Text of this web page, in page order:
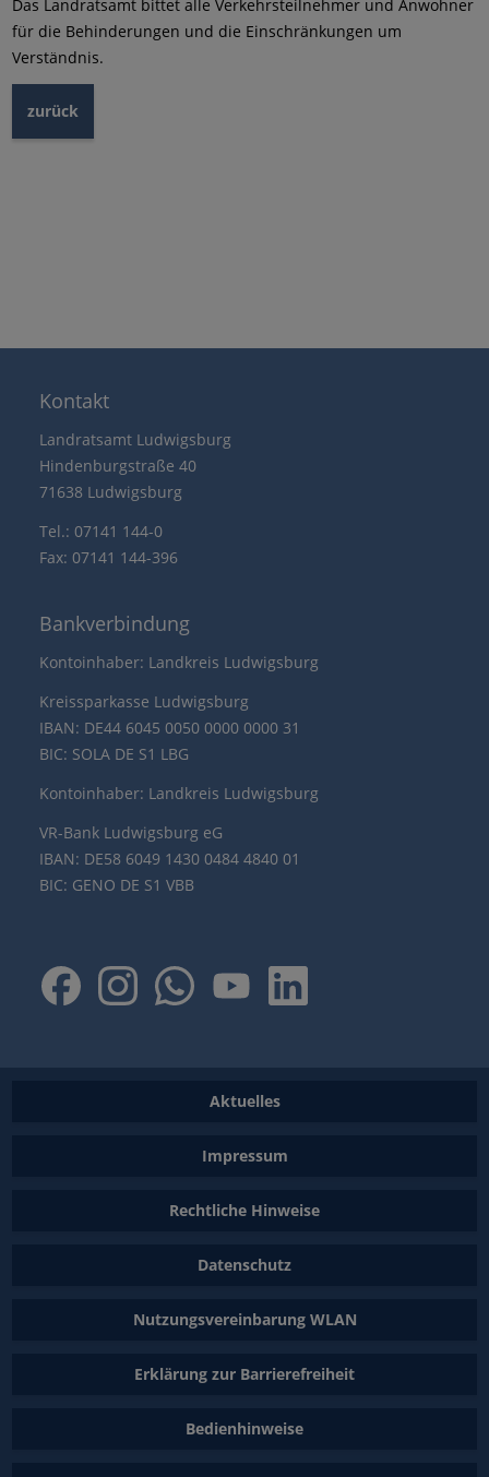
Das Landratsamt bittet alle Verkehrsteilnehmer und Anwohner
für die Behinderungen und die Einschränkungen um
Verständnis.
zurück
Kontakt
Landratsamt Ludwigsburg
Hindenburgstraße 40
71638 Ludwigsburg
Tel.: 07141 144-0
Fax: 07141 144-396
Bankverbindung
Kontoinhaber: Landkreis Ludwigsburg
Kreissparkasse Ludwigsburg
IBAN: DE44 6045 0050 0000 0000 31
BIC: SOLA DE S1 LBG
Kontoinhaber: Landkreis Ludwigsburg
VR-Bank Ludwigsburg eG
IBAN: DE58 6049 1430 0484 4840 01
BIC: GENO DE S1 VBB
Aktuelles
Impressum
Rechtliche Hinweise
Datenschutz
Nutzungsvereinbarung WLAN
Erklärung zur Barrierefreiheit
Bedienhinweise